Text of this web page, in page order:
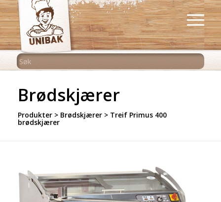
Brødskjærer
Produkter> Brødskjærer> Treif Primus 400
brødskjærer